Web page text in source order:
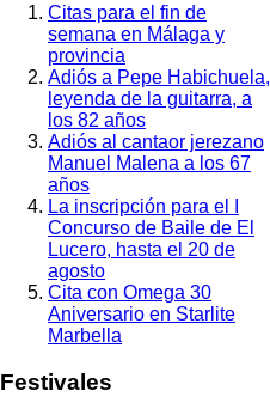
Citas para el fin de
semana en Málaga y
provincia
Adiós a Pepe Habichuela,
leyenda de la guitarra, a
los 82 años
Adiós al cantaor jerezano
Manuel Malena a los 67
años
La inscripción para el I
Concurso de Baile de El
Lucero, hasta el 20 de
agosto
Cita con Omega 30
Aniversario en Starlite
Marbella
Festivales